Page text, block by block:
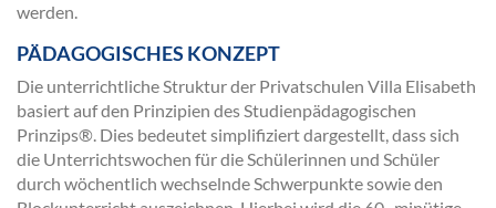
werden.
PÄDAGOGISCHES KONZEPT
Die unterrichtliche Struktur der Privatschulen Villa Elisabeth
basiert auf den Prinzipien des Studienpädagogischen
Prinzips®. Dies bedeutet simplifiziert dargestellt, dass sich
die Unterrichtswochen für die Schülerinnen und Schüler
durch wöchentlich wechselnde Schwerpunkte sowie den